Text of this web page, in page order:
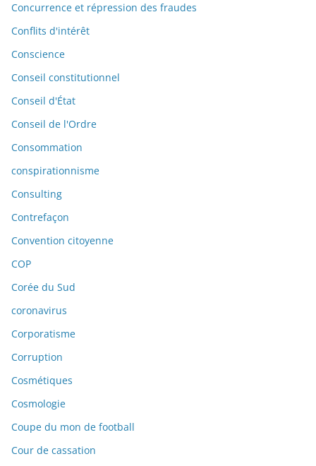
Concurrence et répression des fraudes
Conflits d'intérêt
Conscience
Conseil constitutionnel
Conseil d'État
Conseil de l'Ordre
Consommation
conspirationnisme
Consulting
Contrefaçon
Convention citoyenne
COP
Corée du Sud
coronavirus
Corporatisme
Corruption
Cosmétiques
Cosmologie
Coupe du mon de football
Cour de cassation